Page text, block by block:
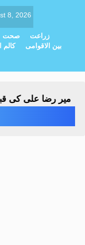
8, 2026
صحت
زراعت
کالم
بین الاقوامی
رضا علی کی قبر